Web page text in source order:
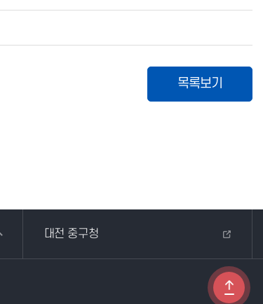
목록보기
대전 중구청